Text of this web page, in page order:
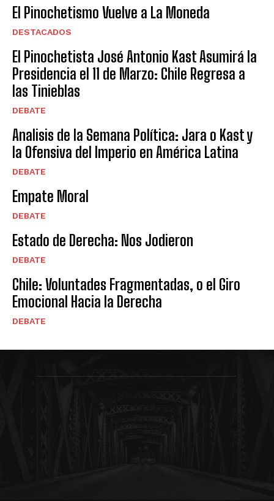
El Pinochetismo Vuelve a La Moneda
DESTACADOS
El Pinochetista José Antonio Kast Asumirá la
Presidencia el 11 de Marzo: Chile Regresa a
las Tinieblas
DEBATE
Analisis de la Semana Política: Jara o Kast y
la Ofensiva del Imperio en América Latina
DEBATE
Empate Moral
DEBATE
Estado de Derecha: Nos Jodieron
DEBATE
Chile: Voluntades Fragmentadas, o el Giro
Emocional Hacia la Derecha
DEBATE